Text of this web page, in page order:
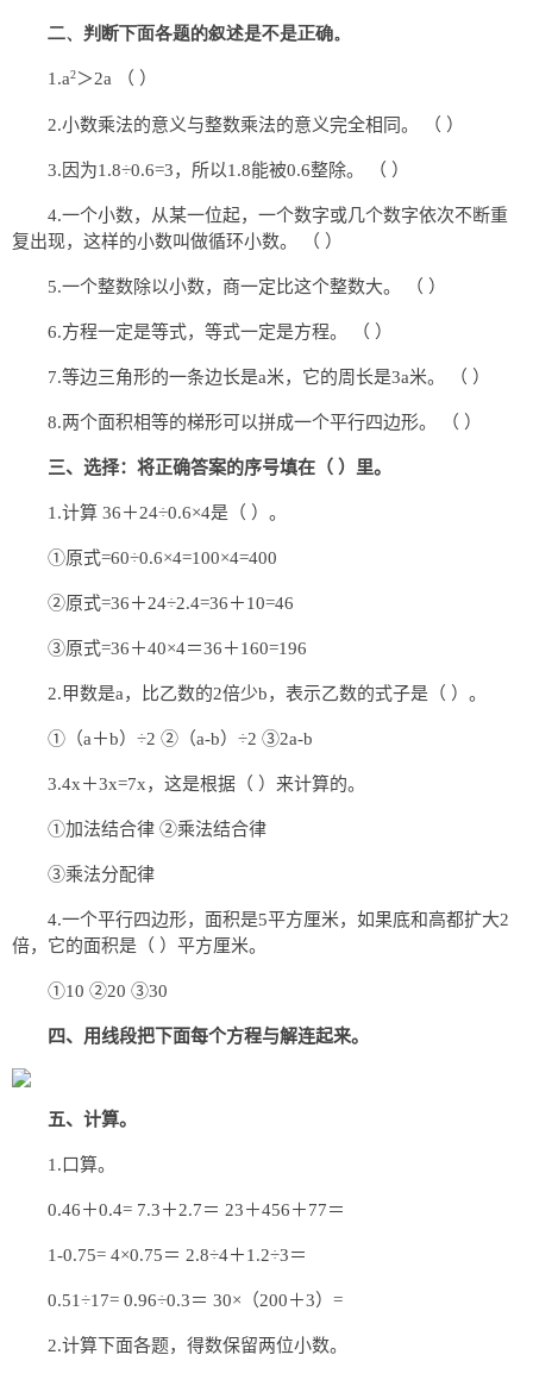
二、判断下面各题的叙述是不是正确。
1.a2＞2a （ ）
2.小数乘法的意义与整数乘法的意义完全相同。 （ ）
3.因为1.8÷0.6=3，所以1.8能被0.6整除。 （ ）
4.一个小数，从某一位起，一个数字或几个数字依次不断重
复出现，这样的小数叫做循环小数。 （ ）
5.一个整数除以小数，商一定比这个整数大。 （ ）
6.方程一定是等式，等式一定是方程。 （ ）
7.等边三角形的一条边长是a米，它的周长是3a米。 （ ）
8.两个面积相等的梯形可以拼成一个平行四边形。 （ ）
三、选择：将正确答案的序号填在（ ）里。
1.计算 36＋24÷0.6×4是（ ）。
①原式=60÷0.6×4=100×4=400
②原式=36＋24÷2.4=36＋10=46
③原式=36＋40×4＝36＋160=196
2.甲数是a，比乙数的2倍少b，表示乙数的式子是（ ）。
①（a＋b）÷2 ②（a-b）÷2 ③2a-b
3.4x＋3x=7x，这是根据（ ）来计算的。
①加法结合律 ②乘法结合律
③乘法分配律
4.一个平行四边形，面积是5平方厘米，如果底和高都扩大2
倍，它的面积是（ ）平方厘米。
①10 ②20 ③30
四、用线段把下面每个方程与解连起来。
五、计算。
1.口算。
0.46＋0.4= 7.3＋2.7＝ 23＋456＋77＝
1-0.75= 4×0.75＝ 2.8÷4＋1.2÷3＝
0.51÷17= 0.96÷0.3＝ 30×（200＋3）=
2.计算下面各题，得数保留两位小数。